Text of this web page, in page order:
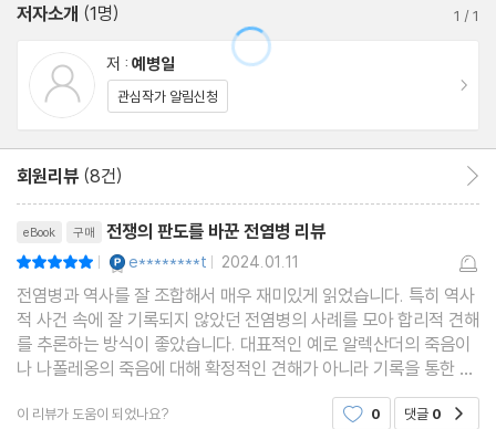
저자소개 (1명) 1 /1
저 : 예병일
관심작가 알림신청
회원리뷰 (8건)
eBook 구매 전쟁의 판도를 바꾼 전염병 리뷰
| e********t | 2024.01.11
전염병과 역사를 잘 조합해서 매우 재미있게 읽었습니다. 특히 역사
적 사건 속에 잘 기록되지 않았던 전염병의 사례를 모아 합리적 견해
를 추론하는 방식이 좋았습니다. 대표적인 예로 알렉산더의 죽음이
나 나폴레옹의 죽음에 대해 확정적인 견해가 아니라 기록을 통한 정
황 증거를 제시하고 여러 질병의 발병 가능성을 제기하는 부분이 인
상적이었습니다. 한편 이 책에서 가장 흥미로운
이 리뷰가 도움이 되었나요? 0 댓글 0